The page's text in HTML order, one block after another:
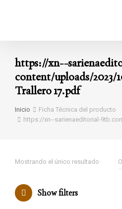
https://xn--
content/uploads/2023/
Trallero 17.pdf
Estás aquí:
Inicio
Ficha Técnica del producto
https://xn--sarienaeditorial-
Mostrando el único resultado
Show filters